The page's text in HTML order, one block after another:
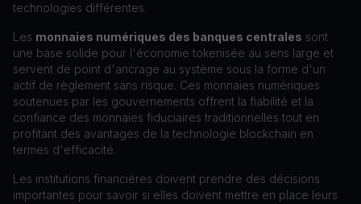
technologies différentes.
Les monnaies numériques des banques centrales sont
une base solide pour l'économie tokenisée au sens large et
servent de point d'ancrage au système sous la forme d'un
actif de règlement sans risque. Ces monnaies numériques
soutenues par les gouvernements offrent la fiabilité et la
confiance des monnaies fiduciaires traditionnelles tout en
profitant des avantages de la technologie blockchain en
termes d'efficacité.
Les institutions financières doivent prendre des décisions
importantes pour savoir si elles doivent mettre en place leurs